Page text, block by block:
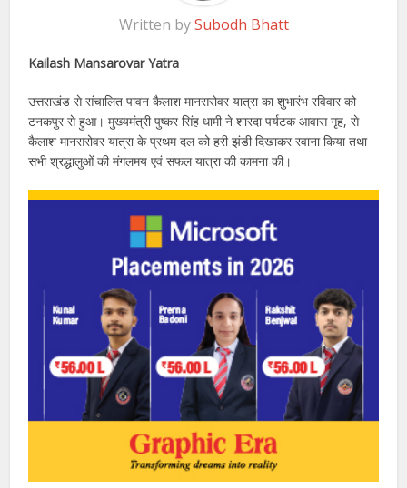
Written bySubodh Bhatt
Kailash Mansarovar Yatra
उत्तराखंड से संचालित पावन कैलाश मानसरोवर यात्रा का शुभारंभ रविवार को
टनकपुर से हुआ। मुख्यमंत्री पुष्कर सिंह धामी ने शारदा पर्यटक आवास गृह, से
कैलाश मानसरोवर यात्रा के प्रथम दल को हरी झंडी दिखाकर रवाना किया तथा
सभी श्रद्धालुओं की मंगलमय एवं सफल यात्रा की कामना की।